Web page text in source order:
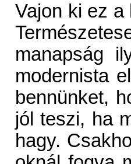
Vajon ki ez a
manapság
modernista
bennünket,
jól teszi, ha
hagy.